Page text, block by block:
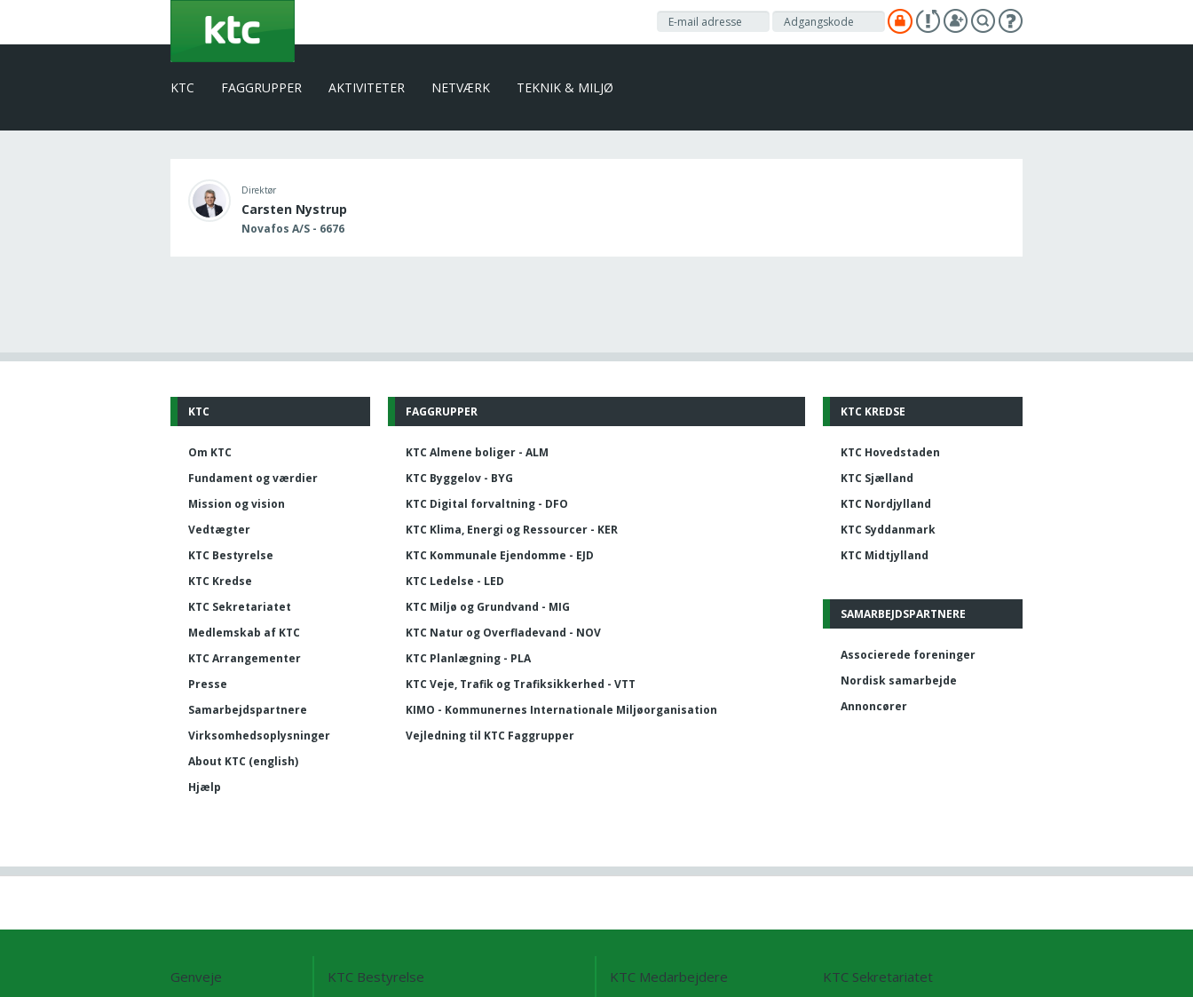
KTC FAGGRUPPER AKTIVITETER NETVÆRK TEKNIK & MILJØ
Direktør
Carsten Nystrup
Novafos A/S - 6676
KTC
Om KTC
Fundament og værdier
Mission og vision
Vedtægter
KTC Bestyrelse
KTC Kredse
KTC Sekretariatet
Medlemskab af KTC
KTC Arrangementer
Presse
Samarbejdspartnere
Virksomhedsoplysninger
About KTC (english)
Hjælp
KTC KREDSE
KTC Hovedstaden
KTC Sjælland
KTC Nordjylland
KTC Syddanmark
KTC Midtjylland
SAMARBEJDSPARTNERE
Associerede foreninger
Nordisk samarbejde
Annoncører
FAGGRUPPER
KTC Almene boliger - ALM
KTC Byggelov - BYG
KTC Digital forvaltning - DFO
KTC Klima, Energi og Ressourcer - KER
KTC Kommunale Ejendomme - EJD
KTC Ledelse - LED
KTC Miljø og Grundvand - MIG
KTC Natur og Overfladevand - NOV
KTC Planlægning - PLA
KTC Veje, Trafik og Trafiksikkerhed - VTT
KIMO - Kommunernes Internationale Miljøorganisation
Vejledning til KTC Faggrupper
Genveje KTC Bestyrelse KTC Medarbejdere KTC Sekretariatet